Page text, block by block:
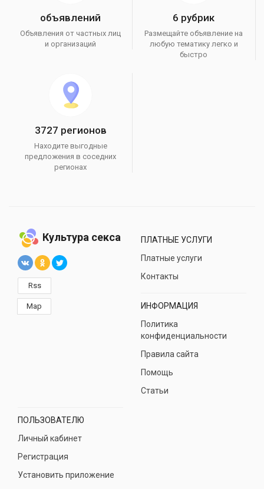
объявлений
Объявления от частных лиц
и организаций
6 рубрик
Размещайте объявление на
любую тематику легко и
быстро
3727 регионов
Находите выгодные
предложения в соседних
регионах
Культура секса
Rss
Map
ПЛАТНЫЕ УСЛУГИ
Платные услуги
Контакты
ИНФОРМАЦИЯ
Политика
конфиденциальности
Правила сайта
Помощь
Статьи
ПОЛЬЗОВАТЕЛЮ
Личный кабинет
Регистрация
Установить приложение